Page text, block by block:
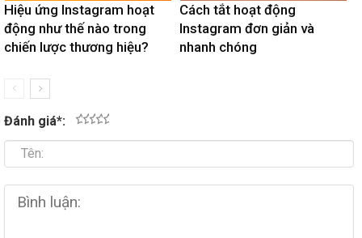
Hiệu ứng Instagram hoạt
động như thế nào trong
chiến lược thương hiệu?
Cách tắt hoạt động
Instagram đơn giản và
nhanh chóng
Đánh giá*: